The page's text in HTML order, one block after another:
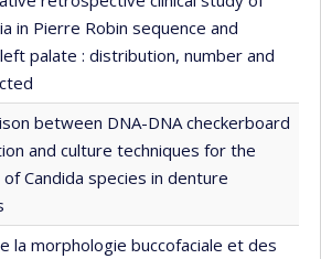
in Pierre Robin sequence and
palate : distribution, number and
between DNA-DNA checkerboard
and culture techniques for the
Candida species in denture
la morphologie buccofaciale et des